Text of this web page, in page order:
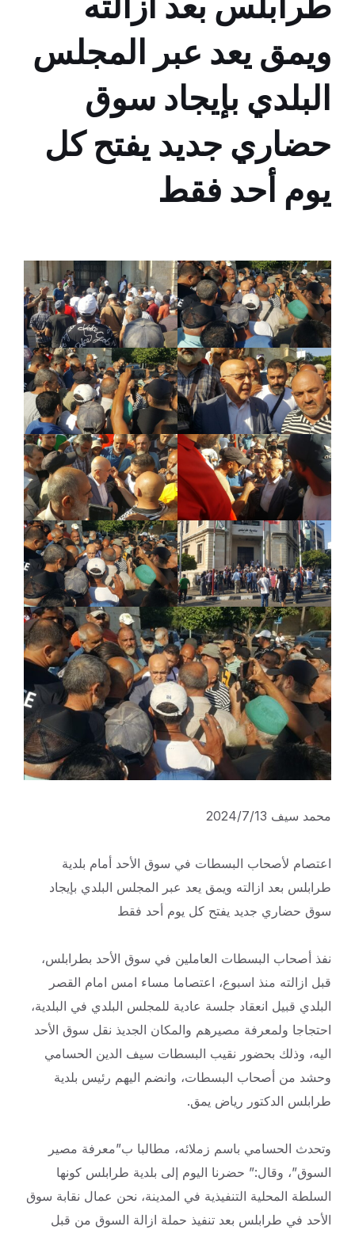
ويمق يعد عبر المجلس
البلدي بإيجاد سوق
حضاري جديد يفتح كل
يوم أحد فقط
محمد سيف 2024/7/13
اعتصام لأصحاب البسطات في سوق الأحد أمام بلدية
طرابلس بعد ازالته ويمق يعد عبر المجلس البلدي بإيجاد
سوق حضاري جديد يفتح كل يوم أحد فقط
نفذ أصحاب البسطات العاملين في سوق الأحد بطرابلس،
قبل ازالته منذ اسبوع، اعتصاما مساء امس امام القصر
البلدي قبيل انعقاد جلسة عادية للمجلس البلدي في البلدية،
احتجاجا ولمعرفة مصيرهم والمكان الجديذ نقل سوق الأحد
اليه، وذلك بحضور نقيب البسطات سيف الدين الحسامي
وحشد من أصحاب البسطات، وانضم اليهم رئيس بلدية
طرابلس الدكتور رياض يمق.
وتحدث الحسامي باسم زملائه، مطالبا ب”معرفة مصير
السوق”، وقال:” حضرنا اليوم إلى بلدية طرابلس كونها
السلطة المحلية التنفيذية في المدينة، نحن عمال نقابة سوق
الأحد في طرابلس بعد تنفيذ حملة ازالة السوق من قبل